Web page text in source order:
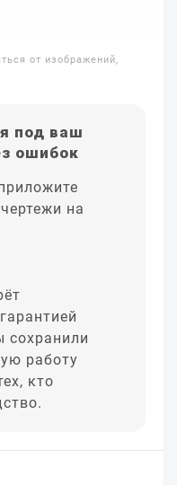
от изображений,
под ваш
ошибок
на
сохранили
работу
кто